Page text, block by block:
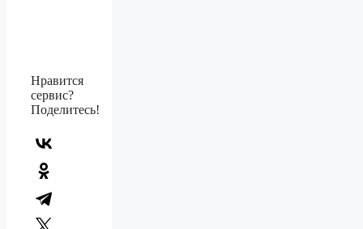
Нравится
сервис?
Поделитесь!